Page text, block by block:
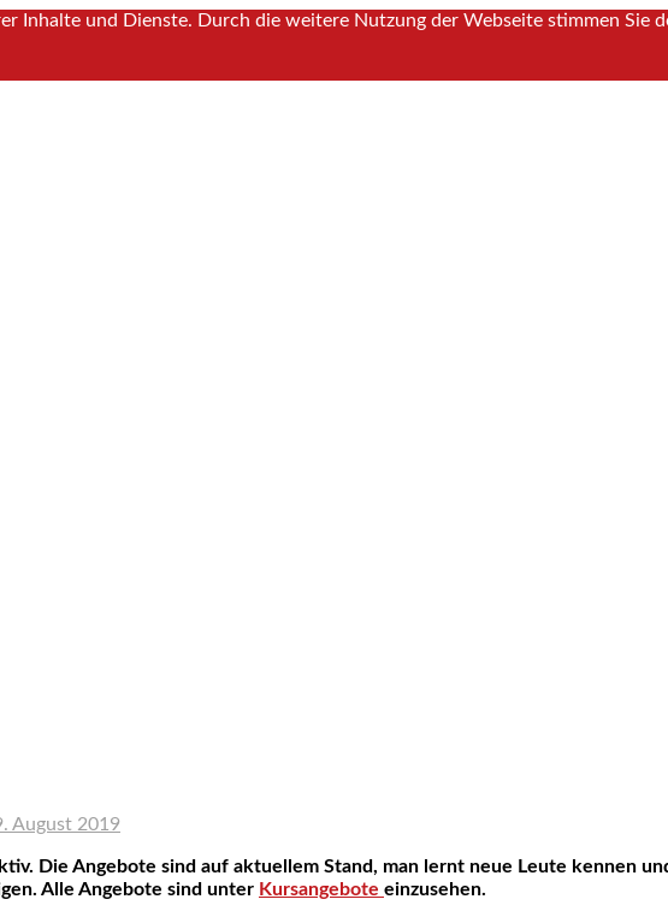
Inhalte und Dienste. Durch die weitere Nutzung der Webseite stimmen Sie
August 2019
Die Angebote sind auf aktuellem Stand, man lernt neue Leute kennen
Alle Angebote sind unter Kursangebote einzusehen.